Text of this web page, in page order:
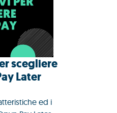
scegliere
Later
ed i